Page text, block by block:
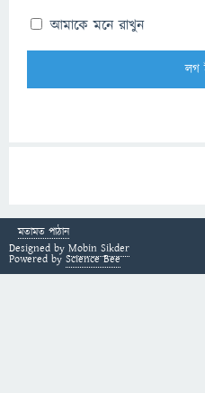
আমাকে মনে রাখুন
মতামত পাঠান
Designed by Mobin Sikder
Powered by Science Bee